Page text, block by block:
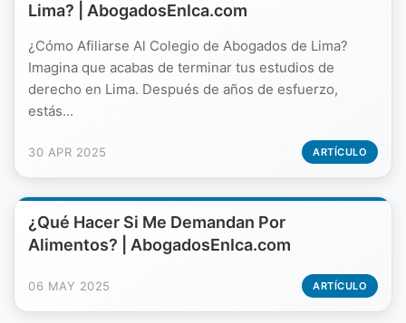
Lima? | AbogadosEnIca.com
¿Cómo Afiliarse Al Colegio de Abogados de Lima?
Imagina que acabas de terminar tus estudios de
derecho en Lima. Después de años de esfuerzo,
estás...
30 APR 2025 ARTÍCULO
¿Qué Hacer Si Me Demandan Por
Alimentos? | AbogadosEnIca.com
06 MAY 2025 ARTÍCULO